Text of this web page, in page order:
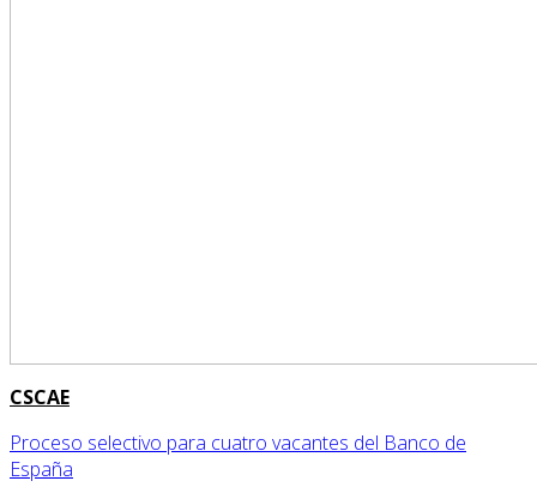
CSCAE
Proceso selectivo para cuatro vacantes del Banco de
España